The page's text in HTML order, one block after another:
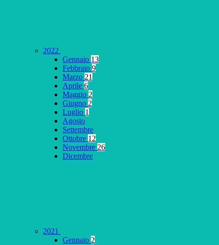
2022
Gennaio 13
Febbraio 9
Marzo 21
Aprile 6
Maggio 2
Giugno 2
Luglio 1
Agosto
Settembre
Ottobre 12
Novembre 26
Dicembre
2021
Gennaio 2